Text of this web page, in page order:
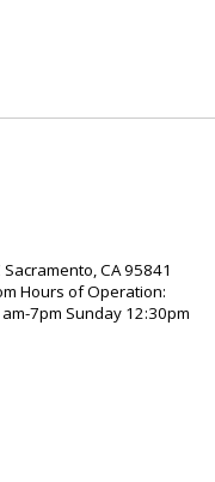
CA 95841
Hours of Operation:
7pm Sunday 12:30pm